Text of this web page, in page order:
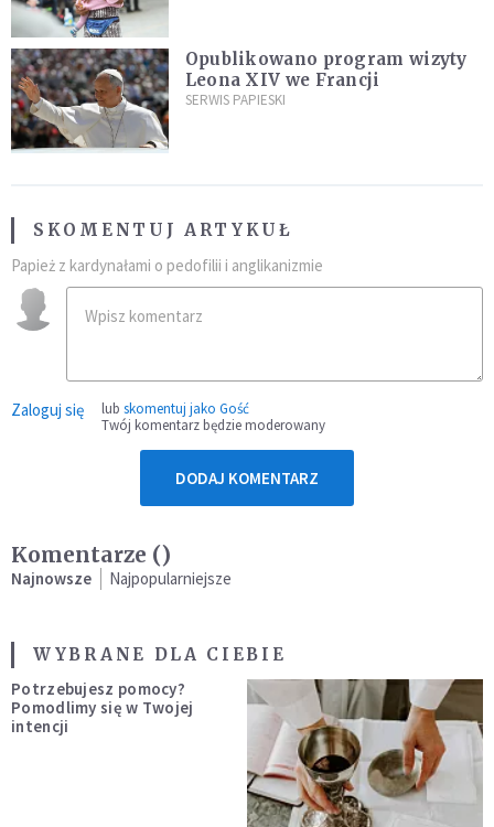
Opublikowano program wizyty
Leona XIV we Francji
SERWIS PAPIESKI
SKOMENTUJ ARTYKUŁ
Papież z kardynałami o pedofilii i anglikanizmie
Zaloguj się lub skomentuj jako Gość
Twój komentarz będzie moderowany
DODAJ KOMENTARZ
Komentarze ()
Najnowsze Najpopularniejsze
WYBRANE DLA CIEBIE
Potrzebujesz pomocy?
Pomodlimy się w Twojej
intencji